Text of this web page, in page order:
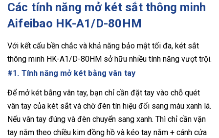
Các tính năng mở két sắt thông minh
Aifeibao HK-A1/D-80HM
Với kết cấu bền chắc và khả năng bảo mật tối đa, két sắt
thông minh HK-A1/D-80HM sở hữu nhiều tính năng vượt trội.
#1. Tính năng mở két bằng vân tay
Để mở két bằng vân tay, bạn chỉ cần đặt tay vào chỗ quét
vân tay của két sắt và chờ đèn tín hiệu đổi sang màu xanh lá.
Nếu vân tay đúng và đèn chuyển sang xanh. Thì chỉ cần vặn
tay nắm theo chiều kim đồng hồ và kéo tay nắm + cánh cửa